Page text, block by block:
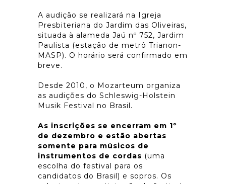
A audição se realizará na Igreja
Presbiteriana do Jardim das Oliveiras,
situada à alameda Jaú nº 752, Jardim
Paulista (estação de metrô Trianon-
MASP). O horário será confirmado em
breve.
Desde 2010, o Mozarteum organiza
as audições do Schleswig-Holstein
Musik Festival no Brasil.
As inscrições se encerram em 1º
de dezembro e estão abertas
somente para músicos de
instrumentos de cordas (uma
escolha do festival para os
candidatos do Brasil) e sopros. Os